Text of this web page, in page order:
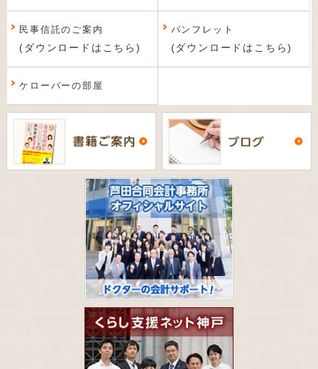
民事信託のご案内
(ダウンロードはこちら)
パンフレット
(ダウンロードはこちら)
ケローバーの部屋